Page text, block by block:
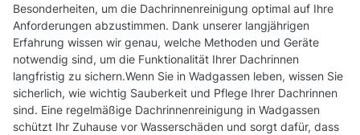
Besonderheiten, um die Dachrinnenreinigung optimal auf Ihre
Anforderungen abzustimmen. Dank unserer langjährigen
Erfahrung wissen wir genau, welche Methoden und Geräte
notwendig sind, um die Funktionalität Ihrer Dachrinnen
langfristig zu sichern.Wenn Sie in Wadgassen leben, wissen Sie
sicherlich, wie wichtig Sauberkeit und Pflege Ihrer Dachrinnen
sind. Eine regelmäßige Dachrinnenreinigung in Wadgassen
schützt Ihr Zuhause vor Wasserschäden und sorgt dafür, dass